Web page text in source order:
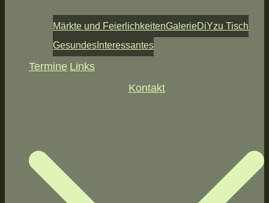
Märkte und FeierlichkeitenGalerieDiYzu Tisch
Gesundes Interessantes
Termine Links
Kontakt